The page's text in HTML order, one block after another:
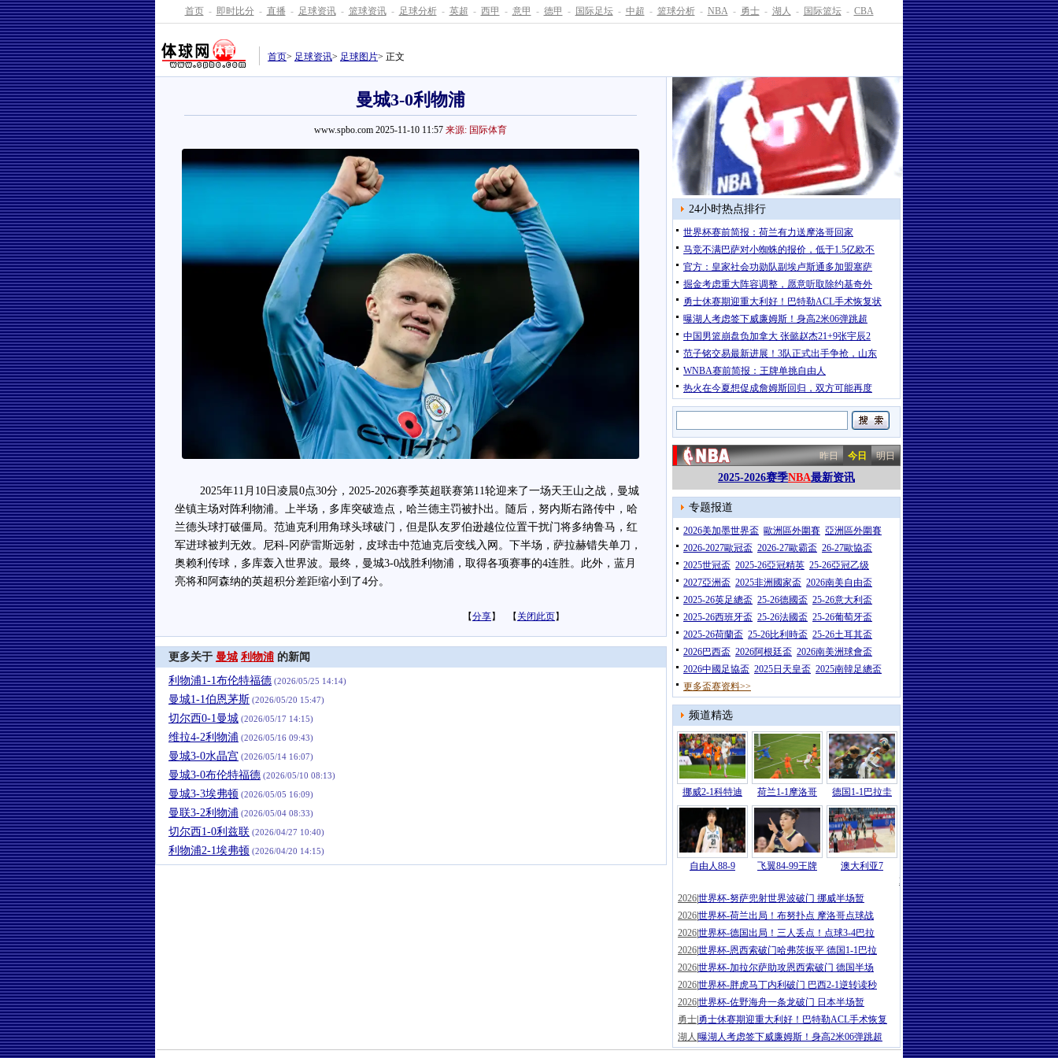
首页 - 即时比分 - 直播 - 足球资讯 - 篮球资讯 - 足球分析 - 英超 - 西甲 - 意甲 - 德甲 - 国际足坛 - 中超 - 篮球分析 - NBA - 勇士 - 湖人 - 国际篮坛 - CBA
首页> 足球资讯> 足球图片> 正文
曼城3-0利物浦
www.spbo.com 2025-11-10 11:57 来源: 国际体育
2025年11月10日凌晨0点30分，2025-2026赛季英超联赛第11轮迎来了一场天王山之战，曼城
坐镇主场对阵利物浦。上半场，多库突破造点，哈兰德主罚被扑出。随后，努内斯右路传中，哈
兰德头球打破僵局。范迪克利用角球头球破门，但是队友罗伯逊越位位置干扰门将多纳鲁马，红
军进球被判无效。尼科-冈萨雷斯远射，皮球击中范迪克后变线入网。下半场，萨拉赫错失单刀，
奥赖利传球，多库轰入世界波。最终，曼城3-0战胜利物浦，取得各项赛事的4连胜。此外，蓝月
亮将和阿森纳的英超积分差距缩小到了4分。
【分享】 【关闭此页】
更多关于 曼城 利物浦 的新闻
利物浦1-1布伦特福德 (2026/05/25 14:14)
曼城1-1伯恩茅斯 (2026/05/20 15:47)
切尔西0-1曼城 (2026/05/17 14:15)
维拉4-2利物浦 (2026/05/16 09:43)
曼城3-0水晶宫 (2026/05/14 16:07)
曼城3-0布伦特福德 (2026/05/10 08:13)
曼城3-3埃弗顿 (2026/05/05 16:09)
曼联3-2利物浦 (2026/05/04 08:33)
切尔西1-0利兹联 (2026/04/27 10:40)
利物浦2-1埃弗顿 (2026/04/20 14:15)
24小时热点排行
世界杯赛前简报：荷兰有力送摩洛哥回家
马竞不满巴萨对小蜘蛛的报价，低于1.5亿欧不
官方：皇家社会功勋队副埃卢斯通多加盟塞萨
掘金考虑重大阵容调整，愿意听取除约基奇外
勇士休赛期迎重大利好！巴特勒ACL手术恢复状
曝湖人考虑签下威廉姆斯！身高2米06弹跳超
中国男篮崩盘负加拿大 张懿赵杰21+9张宇辰2
范子铭交易最新进展！3队正式出手争抢，山东
WNBA赛前简报：王牌单挑自由人
热火在今夏想促成詹姆斯回归，双方可能再度
昨日 今日 明日
2025-2026赛季NBA最新资讯
专题报道
2026美加墨世界盃 歐洲區外圍賽 亞洲區外圍賽
2026-2027歐冠盃 2026-27歐霸盃 26-27歐協盃
2025世冠盃 2025-26亞冠精英 25-26亞冠乙级
2027亞洲盃 2025非洲國家盃 2026南美自由盃
2025-26英足總盃 25-26德國盃 25-26意大利盃
2025-26西班牙盃 25-26法國盃 25-26葡萄牙盃
2025-26荷蘭盃 25-26比利時盃 25-26土耳其盃
2026巴西盃 2026阿根廷盃 2026南美洲球會盃
2026中國足協盃 2025日天皇盃 2025南韓足總盃
更多盃赛资料>>
频道精选
挪威2-1科特迪 荷兰1-1摩洛哥 德国1-1巴拉圭
自由人88-9 飞翼84-99王牌
澳大利亚7
2026 |世界杯-哈兰德86分绝杀努萨世界
2026世界杯-努萨兜射世界波破门 挪威半场暂
2026世界杯-荷兰出局！布努扑点 摩洛哥点球战
2026世界杯-德国出局！三人丢点！点球3-4巴拉
2026世界杯-恩西索破门哈弗茨扳平 德国1-1巴拉
2026世界杯-加拉尔萨助攻恩西索破门 德国半场
2026世界杯-胖虎马丁内利破门 巴西2-1逆转读秒
2026世界杯-佐野海舟一条龙破门 日本半场暂
勇士 勇士休赛期迎重大利好！巴特勒ACL手术恢复
湖人 曝湖人考虑签下威廉姆斯！身高2米06弹跳超